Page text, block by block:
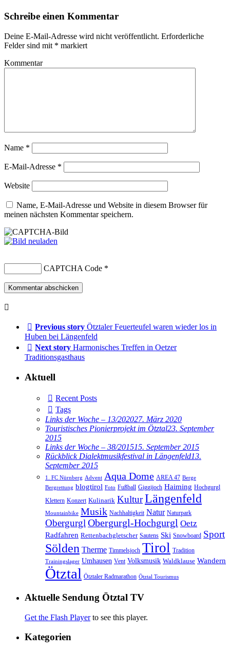
Schreibe einen Kommentar
Deine E-Mail-Adresse wird nicht veröffentlicht. Erforderliche
Felder sind mit * markiert
Kommentar
Name *
E-Mail-Adresse *
Website
Name, E-Mail-Adresse und Website in diesem Browser für
meinen nächsten Kommentar speichern.
CAPTCHA Code *
Previous story Ötztaler Feuerteufel waren wieder los in
Huben bei Längenfeld
Next story Harmonisches Treffen in Oetzer
Traditionsgasthaus
Aktuell
Recent Posts
Tags
Links der Woche – 13/202027. März 2020
Touristisches Pionierprojekt im Ötztal23. September
2015
Links der Woche – 38/201515. September 2015
Rückblick Dialektmusikfestival in Längenfeld13.
September 2015
1. FC Nürnberg Advent Aqua Dome AREA 47 Berge
Bergrettung blogtirol Foto Fußball Giggijoch Haiming Hochgurgl
Klettern Konzert Kulinarik KulturLängenfeld
Mountainbike Musik Nachhaltigkeit Natur Naturpark
ObergurglObergurgl-Hochgurgl Oetz
Radfahren Rettenbachgletscher Sautens Ski Snowboard Sport
Sölden Therme Timmelsjoch Tirol Tradition
Trainingslager Umhausen Vent Volksmusik Waldklause Wandern
Ötztal Ötztaler Radmarathon Ötztal Tourismus
Aktuelle Sendung Ötztal TV
Get the Flash Playerto see this player.
Kategorien